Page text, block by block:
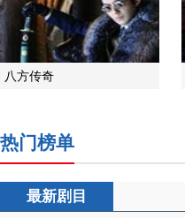
八方传奇
热门榜单
最新剧目